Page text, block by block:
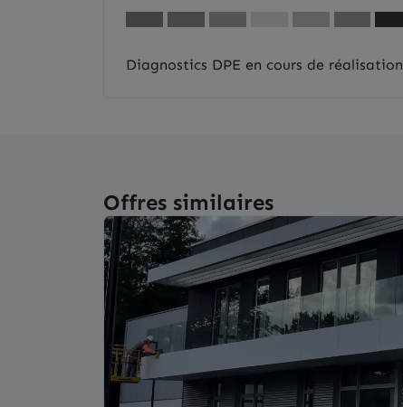
Diagnostics DPE en cours de réalisation
Offres similaires